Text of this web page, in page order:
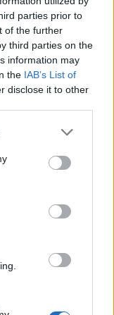
parties prior to
of the further
third parties on the
information may
the IAB’s List of
disclose it to other
or more Google
You may click to
party tags to
in below Google
la gara
aggiornata;
e qualità.Alla
con CV
con
formati,
di lungo